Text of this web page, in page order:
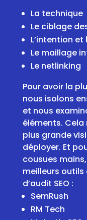
La technique
Le ciblage
L’intention
Le maillage
Le netlinking
Pour avoir la
nous isolons
et nous
éléments. Cela
plus grande
déployer. Et
cousues
meilleurs
d’audit SEO :
SemRush
RM Tech